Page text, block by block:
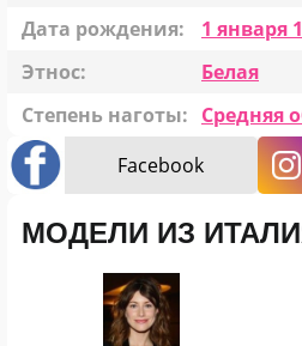
Дата рождения:
1 января
Этнос:
Белая
Степень наготы: Средняя
Facebook
МОДЕЛИ ИЗ